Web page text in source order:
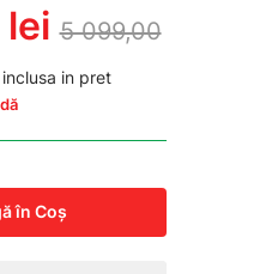
5 099,00
inclusa in pret
în Coş